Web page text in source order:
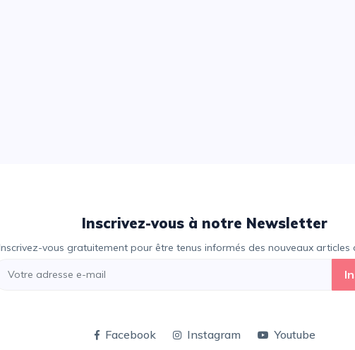
Inscrivez-vous à notre Newsletter
Inscrivez-vous gratuitement pour être tenus informés des nouveaux articles
Facebook Instagram Youtube